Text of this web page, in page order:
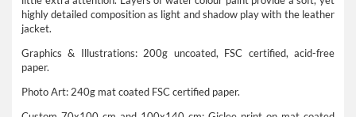
highly detailed composition as light and shadow play with the leather
jacket.
Graphics & Illustrations: 200g uncoated, FSC certified, acid-free
paper.
Photo Art: 240g mat coated FSC certified paper.